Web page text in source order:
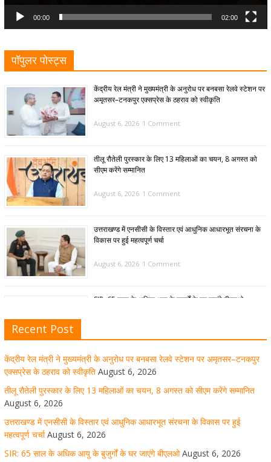
00:00 02:00
पॉपुलर पोस्ट्स
केंद्रीय रेल मंत्री ने मुख्यमंत्री के अनुरोध पर बनबसा रेलवे स्टेशन पर
अमृतसर–टनकपुर एक्सप्रेस के ठहराव को स्वीकृति
August 6, 2026 1 Comment
तीलू रौतेली पुरस्कार के लिए 13 महिलाओं का चयन, 8 अगस्त को
सीएम करेंगे सम्मानित
August 6, 2026 1 Comment
उत्तराखण्ड में एनसीसी के विस्तार एवं आधुनिक आधारभूत संरचना के
विकास पर हुई महत्वपूर्ण चर्चा
August 6, 2026 1 Comment
SIR: 65 साल के अधिक आयु के बुजुर्गों के घर जाएंगे बीएलओ
मुख्यमंत्री पुष्कर सिंह धामी ने हरकी पैड़ी से लेकर कांवड़ यात्रा मार्ग
पर हेलीकॉप्टर से शिवभक्तों पर पुष्पवर्षा कर उनका स्वागत किया गया
Recent Post
केंद्रीय रेल मंत्री ने मुख्यमंत्री के अनुरोध पर बनबसा रेलवे स्टेशन पर अमृतसर–टनकपुर
एक्सप्रेस के ठहराव को स्वीकृति August 6, 2026
तीलू रौतेली पुरस्कार के लिए 13 महिलाओं का चयन, 8 अगस्त को सीएम करेंगे सम्मानित
August 6, 2026
उत्तराखण्ड में एनसीसी के विस्तार एवं आधुनिक आधारभूत संरचना के विकास पर हुई
महत्वपूर्ण चर्चा August 6, 2026
SIR: 65 साल के अधिक आयु के बुजुर्गों के घर जाएंगे बीएलओ August 6, 2026